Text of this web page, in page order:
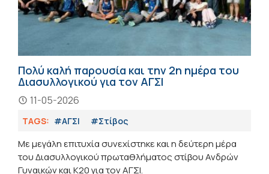
Πολύ καλή παρουσία και την 2η ημέρα του
Διασυλλογικού για τον ΑΓΣΙ
11-05-2026
TAGS: #ΑΓΣΙ #Στίβος
Με μεγάλη επιτυχία συνεχίστηκε και η δεύτερη μέρα
του Διασυλλογικού πρωταθλήματος στίβου Ανδρών
Γυναικών και Κ20 για τον ΑΓΣΙ.